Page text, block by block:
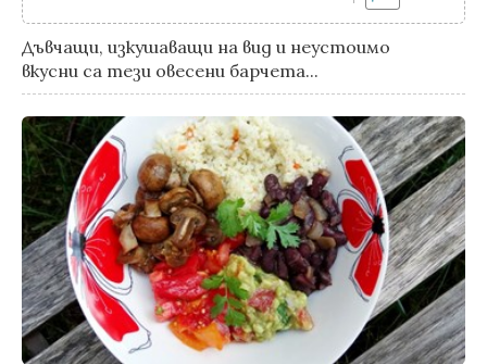
Дъвчащи, изкушаващи на вид и неустоимо
вкусни са тези овесени барчета...